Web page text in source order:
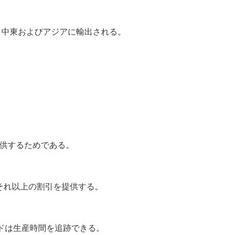
東およびアジアに輸出される。
するためである。
以上の割引を提供する。
生産時間を追跡できる。